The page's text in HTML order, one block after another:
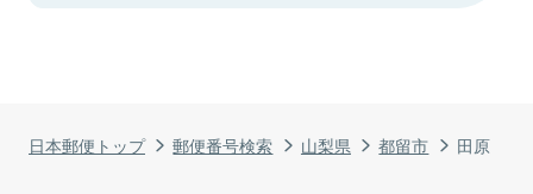
日本郵便トップ 郵便番号検索 山梨県 都留市 田原